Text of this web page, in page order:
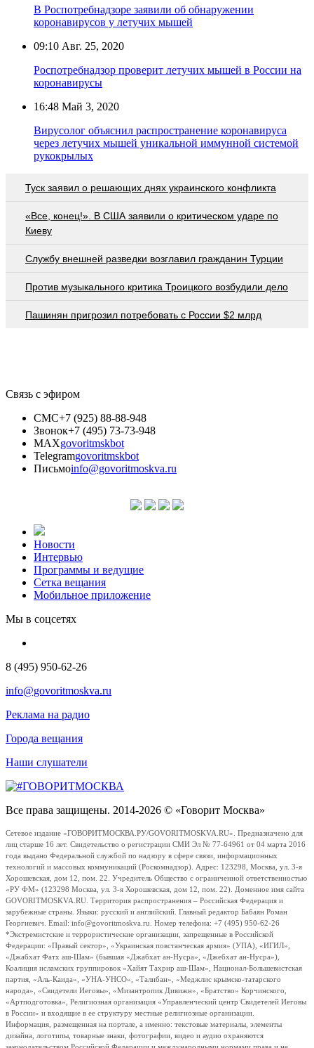
В Роспотребнадзоре заявили об обнаружении
коронавирусов у летучих мышей
09:10 Авг. 25, 2020
Роспотребнадзор проверит летучих мышей в России на
коронавирусы
16:48 Май 3, 2020
Вирусолог объяснил распространение коронавируса
через летучих мышей уникальной иммунной системой
рукокрылых
Туск заявил о решающих днях украинского конфликта
«Все, конец!». В США заявили о критическом ударе по
Киеву
Службу внешней разведки возглавил гражданин Турции
Против музыкального критика Троицкого возбудили дело
Пашинян пригрозил потребовать c России $2 млрд
Связь с эфиром
СМС+7 (925) 88-88-948
Звонок+7 (495) 73-73-948
MAXgovoritmskbot
Telegramgovoritmskbot
Письмоinfo@govoritmoskva.ru
Новости
Интервью
Программы и ведущие
Сетка вещания
Мобильное приложение
Мы в соцсетях
8 (495) 950-62-26
info@govoritmoskva.ru
Реклама на радио
Города вещания
Наши слушатели
Все права защищены. 2014-2026 © «Говорит Москва»
Сетевое издание «ГОВОРИТМОСКВА.РУ/GOVORITMOSKVA.RU». Предназначено для
лиц старше 16 лет. Свидетельство о регистрации СМИ Эл № 77-64961 от 04 марта 2016
года выдано Федеральной службой по надзору в сфере связи, информационных
технологий и массовых коммуникаций (Роскомнадзор). Адрес: 123298, Москва, ул. 3-я
Хорошевская, дом 12, пом. 22. Учредитель Общество с ограниченной ответственностью
«РУ ФМ» (123298 Москва, ул. 3-я Хорошевская, дом 12, пом. 22). Доменное имя сайта
GOVORITMOSKVA.RU. Территория распространения – Российская Федерация и
зарубежные страны. Языки: русский и английский. Главный редактор Бабаян Роман
Георгиевич. Email: info@govoritmoskva.ru. Номер телефона: +7 (495) 950-62-26
*Экстремистские и террористические организации, запрещенные в Российской
Федерации: «Правый сектор», «Украинская повстанческая армия» (УПА), «ИГИЛ»,
«Джабхат Фатх аш-Шам» (бывшая «Джабхат ан-Нусра», «Джебхат ан-Нусра»),
Коалиция исламских группировок «Хайят Тахрир аш-Шам», Национал-Большевистская
партия, «Аль-Каида», «УНА-УНСО», «Талибан», «Меджлис крымско-татарского
народа», «Свидетели Иеговы», «Мизантропик Дивижн», «Братство» Корчинского,
«Артподготовка», Религиозная организация «Управленческий центр Свидетелей Иеговы
в России» и входящие в ее структуру местные религиозные организации.
Информация, размещенная на портале, а именно: текстовые материалы, элементы
дизайна, логотипы, товарные знаки, фотографии, видео и аудио охраняются